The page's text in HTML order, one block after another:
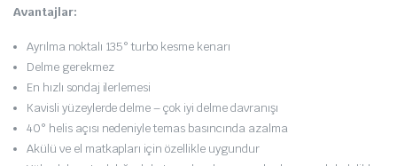
Avantajlar:
Ayrılma noktalı 135° turbo kesme kenarı
Delme gerekmez
En hızlı sondaj ilerlemesi
Kavisli yüzeylerde delme – çok iyi delme davranışı
40° helis açısı nedeniyle temas basıncında azalma
Akülü ve el matkapları için özellikle uygundur